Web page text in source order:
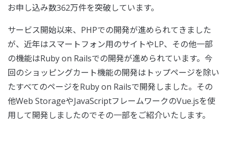
お申し込み数362万件を突破しています。
サービス開始以来、PHPでの開発が進められてきました
が、近年はスマートフォン用のサイトやLP、その他一部
の機能はRuby on Railsでの開発が進められています。今
回のショッピングカート機能の開発はトップページを除い
たすべてのページをRuby on Railsで開発しました。その
他Web StorageやJavaScriptフレームワークのVue.jsを使
用して開発しましたのでその一部をご紹介いたします。